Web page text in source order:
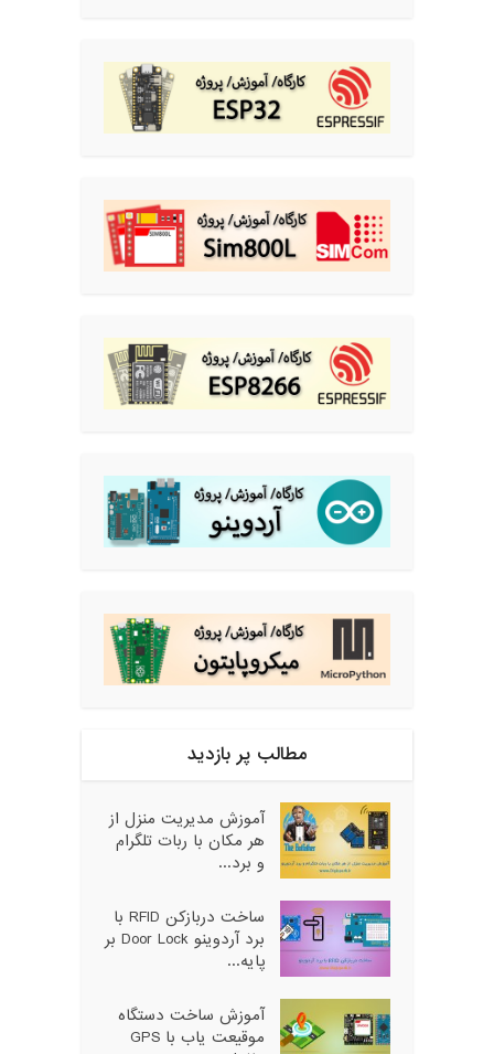
مطالب پر بازدید
آموزش مدیریت منزل از
هر مکان با ربات تلگرام
و برد...
ساخت دربازکن RFID با
برد آردوینو Door Lock بر
پایه...
آموزش ساخت دستگاه
موقیعت یاب با GPS